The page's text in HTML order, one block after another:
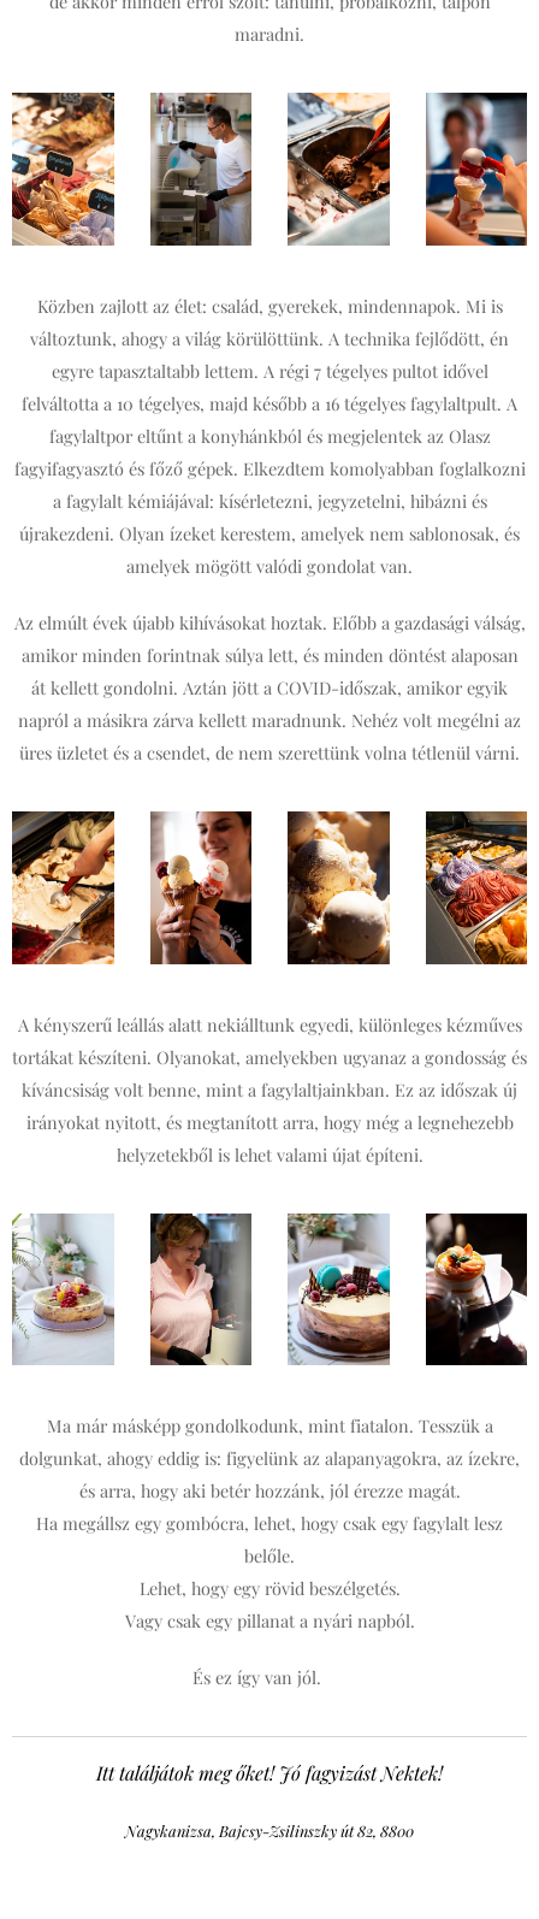
maradni.
Közben zajlott az élet: család, gyerekek, mindennapok. Mi is
változtunk, ahogy a világ körülöttünk. A technika fejlődött, én
egyre tapasztaltabb lettem. A régi 7 tégelyes pultot idővel
felváltotta a 10 tégelyes, majd később a 16 tégelyes fagylaltpult. A
fagylaltpor eltűnt a konyhánkból és megjelentek az Olasz
fagyifagyasztó és főző gépek. Elkezdtem komolyabban foglalkozni
a fagylalt kémiájával: kísérletezni, jegyzetelni, hibázni és
újrakezdeni. Olyan ízeket kerestem, amelyek nem sablonosak, és
amelyek mögött valódi gondolat van.
Az elmúlt évek újabb kihívásokat hoztak. Előbb a gazdasági válság,
amikor minden forintnak súlya lett, és minden döntést alaposan
át kellett gondolni. Aztán jött a COVID-időszak, amikor egyik
napról a másikra zárva kellett maradnunk. Nehéz volt megélni az
üres üzletet és a csendet, de nem szerettünk volna tétlenül várni.
A kényszerű leállás alatt nekiálltunk egyedi, különleges kézműves
tortákat készíteni. Olyanokat, amelyekben ugyanaz a gondosság és
kíváncsiság volt benne, mint a fagylaltjainkban. Ez az időszak új
irányokat nyitott, és megtanított arra, hogy még a legnehezebb
helyzetekből is lehet valami újat építeni.
Ma már másképp gondolkodunk, mint fiatalon. Tesszük a
dolgunkat, ahogy eddig is: figyelünk az alapanyagokra, az ízekre,
és arra, hogy aki betér hozzánk, jól érezze magát.
Ha megállsz egy gombócra, lehet, hogy csak egy fagylalt lesz
belőle.
Lehet, hogy egy rövid beszélgetés.
Vagy csak egy pillanat a nyári napból.
És ez így van jól. 🍦
Itt találjátok meg őket! Jó fagyizást Nektek!
Nagykanizsa, Bajcsy-Zsilinszky út 82, 8800